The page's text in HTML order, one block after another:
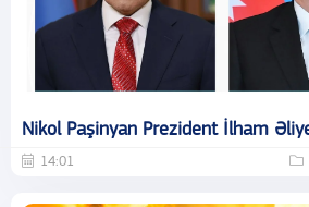
Nikol Paşinyan Prezident İlham
14:01